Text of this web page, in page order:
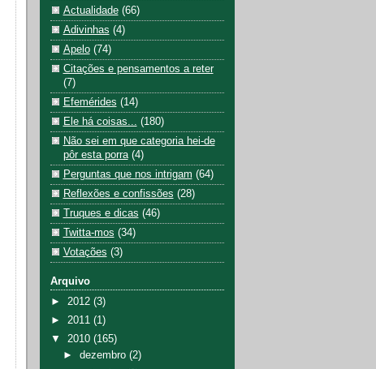
Actualidade (66)
Adivinhas (4)
Apelo (74)
Citações e pensamentos a reter
(7)
Efemérides (14)
Ele há coisas... (180)
Não sei em que categoria hei-de
pôr esta porra (4)
Perguntas que nos intrigam (64)
Reflexões e confissões (28)
Truques e dicas (46)
Twitta-mos (34)
Votações (3)
Arquivo
► 2012 (3)
► 2011 (1)
▼ 2010 (165)
► dezembro (2)